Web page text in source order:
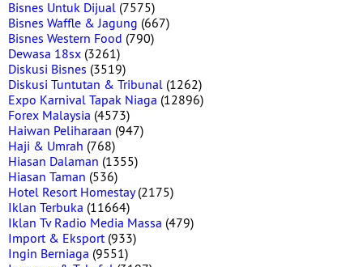
Bisnes Untuk Dijual (7575)
Bisnes Waffle & Jagung (667)
Bisnes Western Food (790)
Dewasa 18sx (3261)
Diskusi Bisnes (3519)
Diskusi Tuntutan & Tribunal (1262)
Expo Karnival Tapak Niaga (12896)
Forex Malaysia (4573)
Haiwan Peliharaan (947)
Haji & Umrah (768)
Hiasan Dalaman (1355)
Hiasan Taman (536)
Hotel Resort Homestay(2175)
Iklan Terbuka (11664)
Iklan Tv Radio Media Massa (479)
Import & Eksport(933)
Ingin Berniaga (9551)